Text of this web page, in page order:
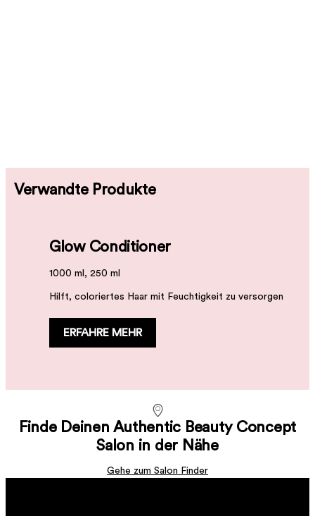
Verwandte Produkte
Glow Conditioner
1000 ml, 250 ml
Hilft, coloriertes Haar mit Feuchtigkeit zu versorgen
ERFAHRE MEHR
1000 ml, 300 ml, 50 ml
Es ist ein Shampoo, das die Farbe bewahrt
ERFAHRE MEHR
500 ml, 200 ml, 30 ml
Eine intensive, feuchtigkeitsspendende Haarmaske mit
Finde Deinen Authentic Beauty Concept
Salon in der Nähe
Gehe zum Salon Finder